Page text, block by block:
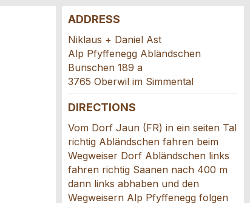
ADDRESS
Niklaus + Daniel Ast
Alp Pfyffenegg Abländschen
Bunschen 189 a
3765 Oberwil im Simmental
DIRECTIONS
Vom Dorf Jaun (FR) in ein seiten Tal
richtig Abländschen fahren beim
Wegweiser Dorf Abländschen links
fahren richtig Saanen nach 400 m
dann links abhaben und den
Wegweisern Alp Pfyffenegg folgen